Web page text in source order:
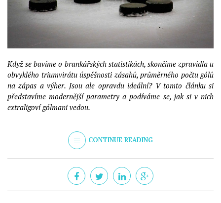
Když se bavíme o brankářských statistikách, skončíme zpravidla u
obvyklého triumvirátu úspěšnosti zásahů, průměrného počtu gólů
na zápas a výher. Jsou ale opravdu ideální? V tomto článku si
představíme modernější parametry a podíváme se, jak si v nich
extraligoví gólmani vedou.
CONTINUE READING